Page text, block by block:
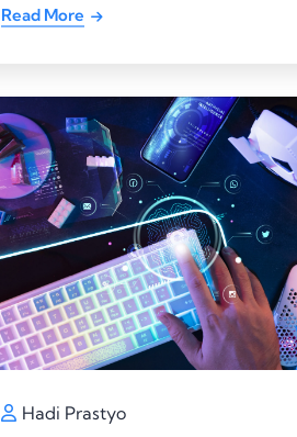
Read More
Hadi Prastyo